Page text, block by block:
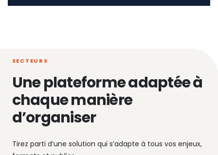
SECTEURS
Une plateforme adaptée à
chaque manière
d’organiser
Tirez parti d’une solution qui s’adapte à tous vos enjeux,